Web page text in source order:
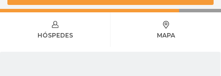
HÓSPEDES MAPA